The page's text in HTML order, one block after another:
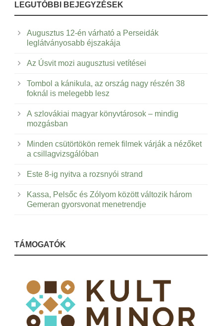
LEGUTÓBBI BEJEGYZÉSEK
Augusztus 12-én várható a Perseidák
leglátványosabb éjszakája
Az Úsvit mozi augusztusi vetítései
Tombol a kánikula, az ország nagy részén 38
foknál is melegebb lesz
A szlovákiai magyar könyvtárosok – mindig
mozgásban
Minden csütörtökön remek filmek várják a nézőket
a csillagvizsgálóban
Este 8-ig nyitva a rozsnyói strand
Kassa, Pelsőc és Zólyom között változik három
Gemeran gyorsvonat menetrendje
TÁMOGATÓK